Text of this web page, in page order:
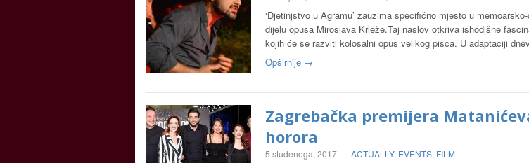
‘Djetinjstvo u Agramu’ zauzima specifično mjesto u
dijelu opusa Miroslava Krleže.Taj naslov otkriva ishodišne
kojih će se razviti kolosalni opus velikog pisca. U adaptaciji
Opširnije →
Zagrebačka premijera
horora
5 studenoga, 2017 - ACTUALLY, EVENTS, FILM